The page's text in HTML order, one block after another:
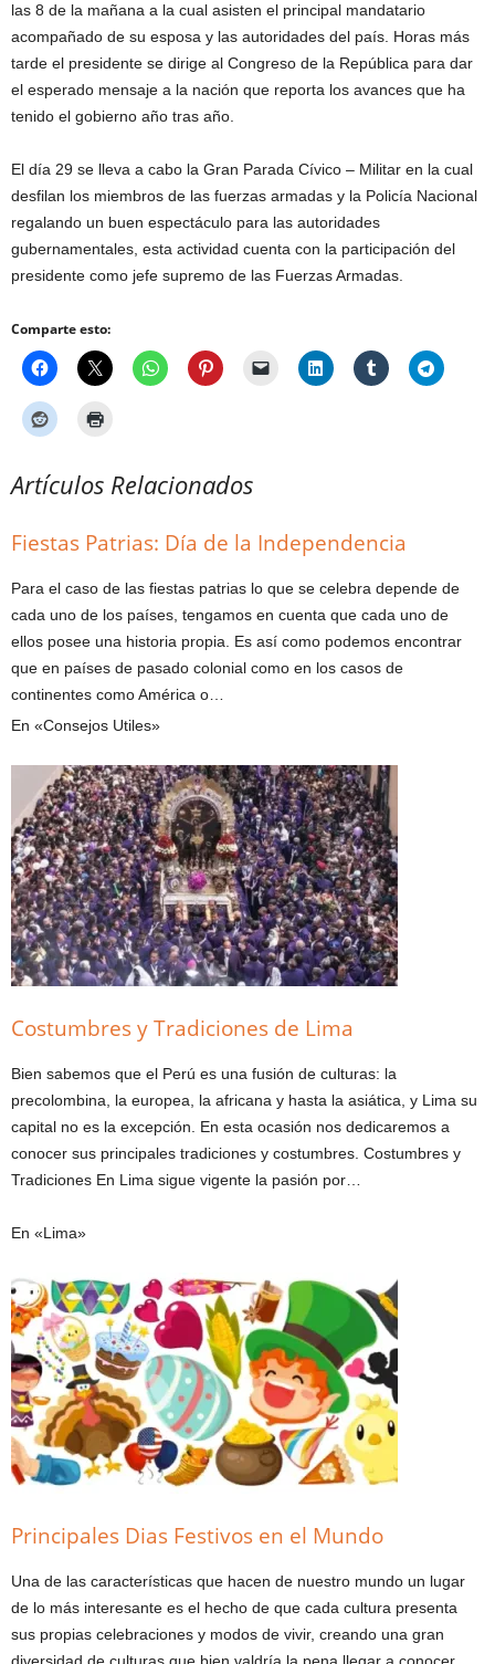
las 8 de la mañana a la cual asisten el principal mandatario
acompañado de su esposa y las autoridades del país. Horas más
tarde el presidente se dirige al Congreso de la República para dar
el esperado mensaje a la nación que reporta los avances que ha
tenido el gobierno año tras año.
El día 29 se lleva a cabo la Gran Parada Cívico – Militar en la cual
desfilan los miembros de las fuerzas armadas y la Policía Nacional
regalando un buen espectáculo para las autoridades
gubernamentales, esta actividad cuenta con la participación del
presidente como jefe supremo de las Fuerzas Armadas.
Comparte esto:
Artículos Relacionados
Fiestas Patrias: Día de la Independencia
Para el caso de las fiestas patrias lo que se celebra depende de
cada uno de los países, tengamos en cuenta que cada uno de
ellos posee una historia propia. Es así como podemos encontrar
que en países de pasado colonial como en los casos de
continentes como América o…
En «Consejos Utiles»
Costumbres y Tradiciones de Lima
Bien sabemos que el Perú es una fusión de culturas: la
precolombina, la europea, la africana y hasta la asiática, y Lima su
capital no es la excepción. En esta ocasión nos dedicaremos a
conocer sus principales tradiciones y costumbres. Costumbres y
Tradiciones En Lima sigue vigente la pasión por…
En «Lima»
Principales Dias Festivos en el Mundo
Una de las características que hacen de nuestro mundo un lugar
de lo más interesante es el hecho de que cada cultura presenta
sus propias celebraciones y modos de vivir, creando una gran